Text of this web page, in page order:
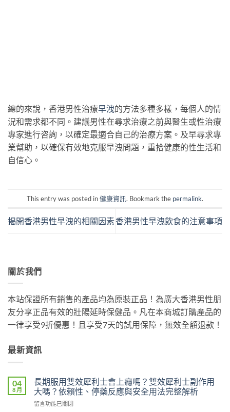
總的來說，香港男性治療早洩的方法多種多樣，每個人的情
況和需求都不同。建議男性在尋求治療之前與醫生或性治療
專家進行咨詢，以確定最適合自己的治療方案。及早尋求專
業幫助，以確保有效地克服早洩問題，重拾健康的性生活和
自信心。
This entry was posted in健康資訊. Bookmark the permalink.
揭開香港男性早洩的相關因素香港男性早洩飲食的注意事項
關於我們
本站保證所有銷售的產品均為原裝正品！為廣大香港男性朋
友分享正品有效的壯陽延時保健品。凡在本商城訂購產品的
一律享受9折優惠！且享受7天的試用保障，無效全額退款！
最新資訊
04
8 月
長期服用雙效犀利士會上癮嗎？雙效犀利士副作用
大嗎？依賴性、停藥反應與安全用法完整解析
在
留言功能已關閉